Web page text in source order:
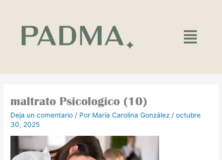
contenido
Main
Menu
maltrato Psicologico (10)
Deja un comentario / Por María Carolina González /octubre
30, 2025